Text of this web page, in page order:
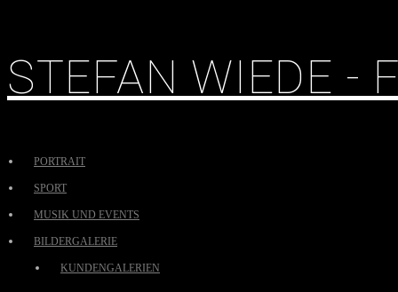
STEFAN WIEDE -
PORTRAIT
SPORT
MUSIK UND EVENTS
BILDERGALERIE
KUNDENGALERIEN